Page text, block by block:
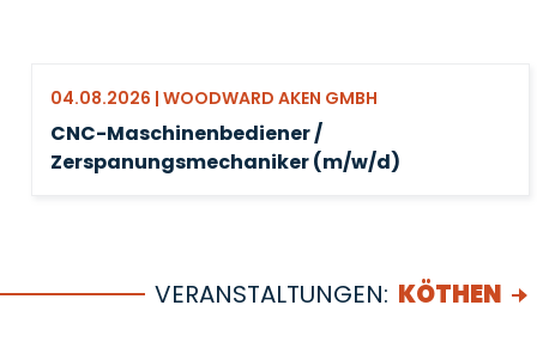
04.08.2026 | WOODWARD AKEN GMBH
CNC-Maschinenbediener /
Zerspanungsmechaniker (m/w/d)
VERANSTALTUNGEN: KÖTHEN